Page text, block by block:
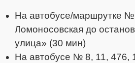
На автобусе/маршрутке
Ломоносовская до
улица» (30 мин)
На автобусе № 8, 11, 476,